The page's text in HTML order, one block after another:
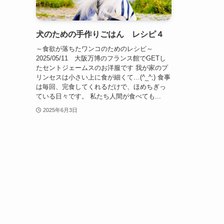
犬のための手作りごはん レシピ４
～食欲が落ちたワンコのためのレシピ～
2025/05/11 大阪万博のフランス館でGETし
たセントジェームスのお洋服です 我が家のプ
リンセスは小さい上に食が細くて…(^_^;) 食事
は毎回、完食してくれるだけで、ほめちぎっ
ている日々です。 私たち人間が食べても...
2025年6月3日